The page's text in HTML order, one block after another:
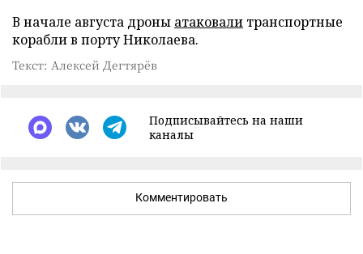
В начале августа дроны атаковали транспортные
корабли в порту Николаева.
Текст: Алексей Дегтярёв
Подписывайтесь на наши
каналы
Комментировать